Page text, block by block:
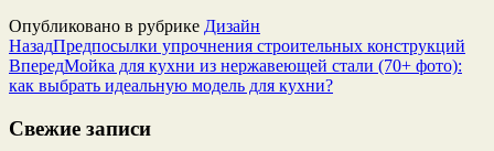
Опубликовано в рубрике Дизайн
НазадПредпосылки упрочнения строительных конструкций
ВпередМойка для кухни из нержавеющей стали (70+ фото):
как выбрать идеальную модель для кухни?
Свежие записи